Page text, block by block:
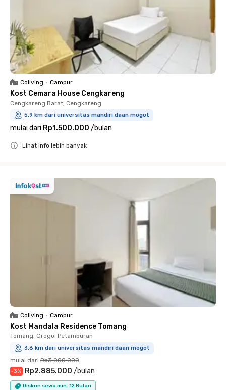
Coliving • Campur
Kost Cemara House Cengkareng
Cengkareng Barat, Cengkareng
5.9 km dari universitas mandiri daan mogot
mulai dari Rp1.500.000 /bulan
Lihat info lebih banyak
Coliving • Campur
Kost Mandala Residence Tomang
Tomang, Grogol Petamburan
3.6 km dari universitas mandiri daan mogot
mulai dari Rp3.000.000
-3% Rp2.885.000 /bulan
Diskon sewa min. 12 Bulan